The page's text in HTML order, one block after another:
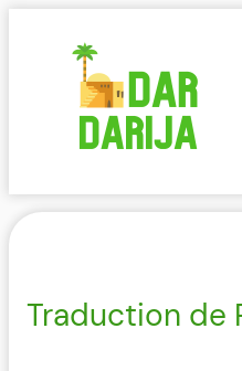
Traduction de